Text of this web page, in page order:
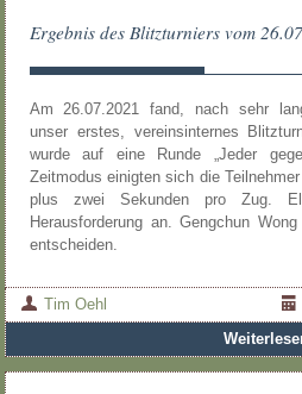
Ergebnis des Blitzturniers vom
Am 26.07.2021 fand, nach sehr
unser erstes, vereinsinternes
wurde auf eine Runde „Jeder
Zeitmodus einigten sich die
plus zwei Sekunden pro Zug.
Herausforderung an. Gengchun
entscheiden.
Tim Oehl